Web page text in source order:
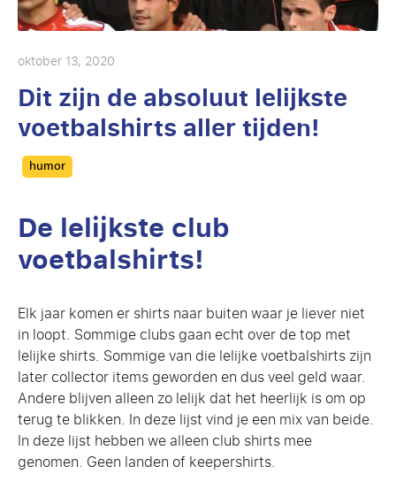
oktober 13, 2020
Dit zijn de absoluut lelijkste
voetbalshirts aller tijden!
Categories
humor
De lelijkste club
voetbalshirts!
Elk jaar komen er shirts naar buiten waar je liever niet
in loopt. Sommige clubs gaan echt over de top met
lelijke shirts. Sommige van die lelijke voetbalshirts zijn
later collector items geworden en dus veel geld waar.
Andere blijven alleen zo lelijk dat het heerlijk is om op
terug te blikken. In deze lijst vind je een mix van beide.
In deze lijst hebben we alleen club shirts mee
genomen. Geen landen of keepershirts.